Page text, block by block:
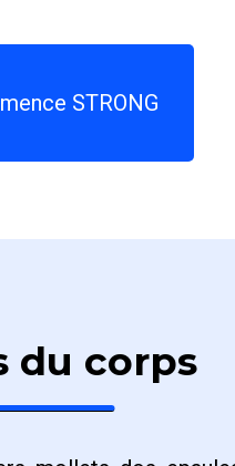
STRONG
du corps